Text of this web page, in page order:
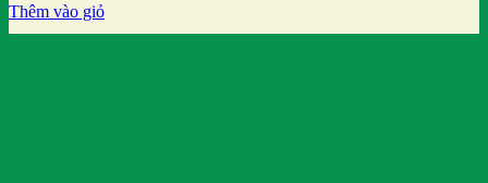
Thêm vào giỏ